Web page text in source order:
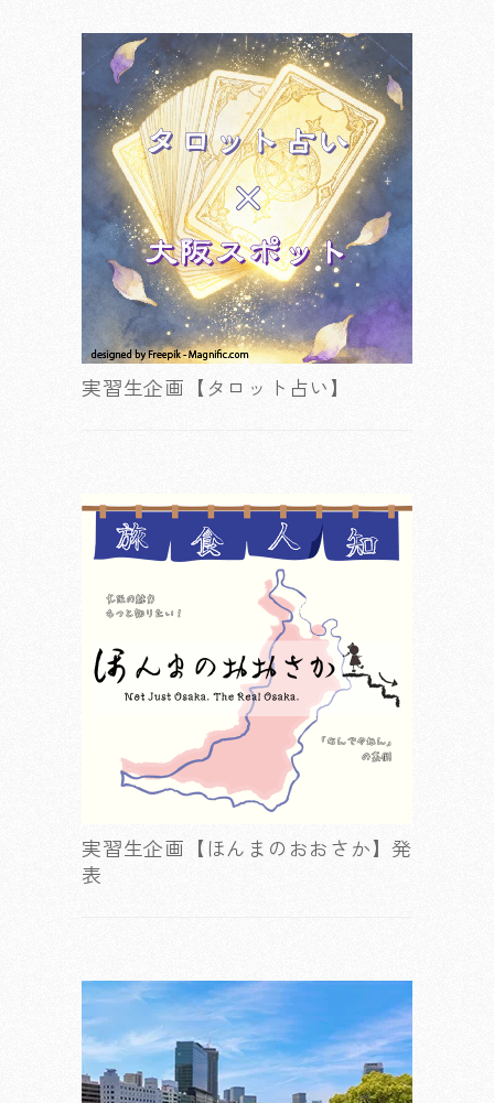
実習生企画【タロット占い】
実習生企画【ほんまのおおさか】発
表